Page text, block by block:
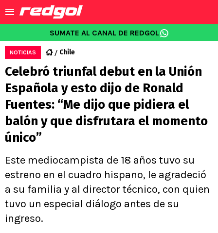
SUMATE AL CANAL DE REDGOL
NOTICIAS Chile
Celebró triunfal debut en la Unión
Española y esto dijo de Ronald
Fuentes: “Me dijo que pidiera el
balón y que disfrutara el momento
único”
Este mediocampista de 18 años tuvo su
estreno en el cuadro hispano, le agradeció
a su familia y al director técnico, con quien
tuvo un especial diálogo antes de su
ingreso.